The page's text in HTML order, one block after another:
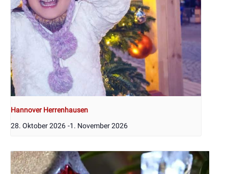
Hannover Herrenhausen
28. Oktober 2026 -1. November 2026